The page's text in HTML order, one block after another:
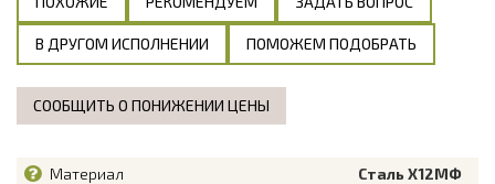
В ДРУГОМ ИСПОЛНЕНИИ ПОМОЖЕМ ПОДОБРАТЬ
СООБЩИТЬ О ПОНИЖЕНИИ ЦЕНЫ
Материал
Сталь Х12МФ